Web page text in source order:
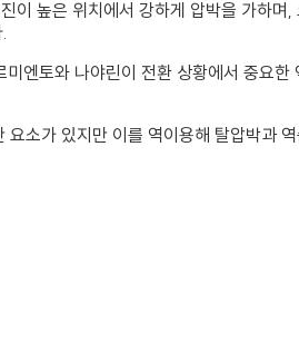
높은 위치에서 강하게 압박을 가하며,
엔토와 나야린이 전환 상황에서 중요한
소가 있지만 이를 역이용해 탈압박과 역